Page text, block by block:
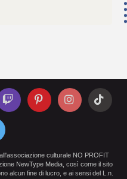
culturale NO PROFIT
NewType Media, così come il sito
alcun fine di lucro, e ai sensi del L.n.